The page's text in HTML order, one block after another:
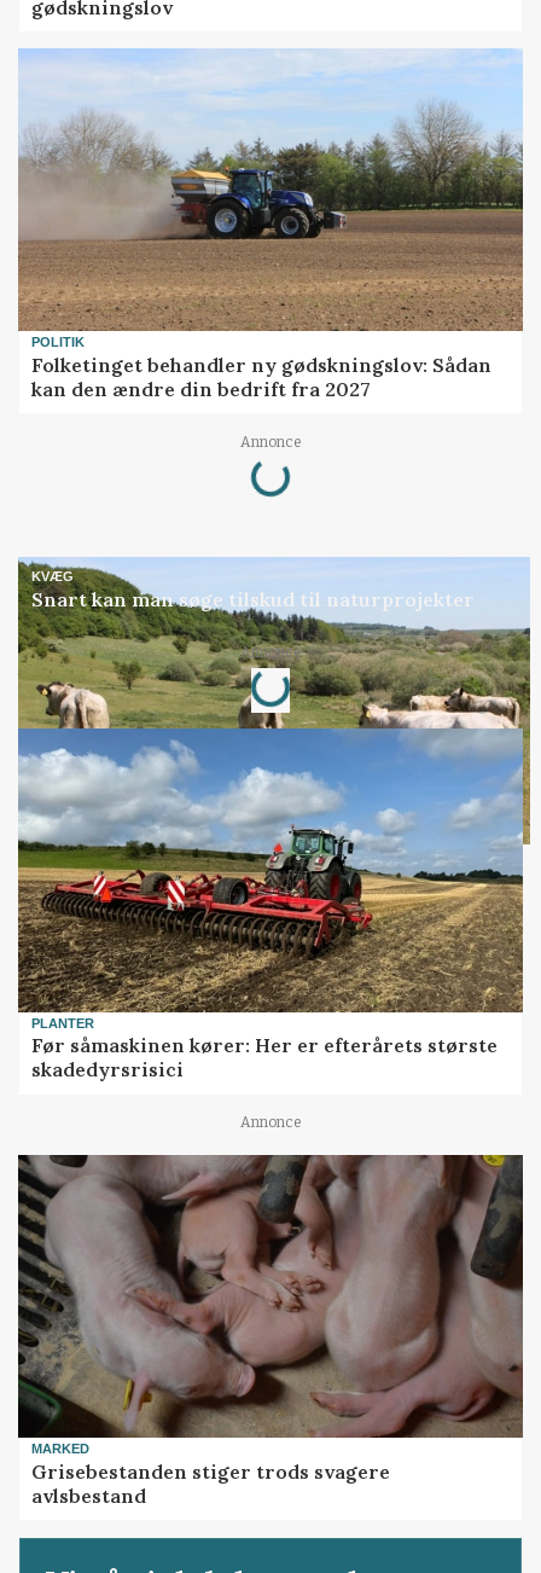
gødskningslov
POLITIK
Folketinget behandler ny gødskningslov: Sådan
kan den ændre din bedrift fra 2027
Annonce
Loading...
KVÆG
Snart kan man søge tilskud til naturprojekter
Annonce
Loading...
PLANTER
Før såmaskinen kører: Her er efterårets største
skadedyrsrisici
Annonce
MARKED
Grisebestanden stiger trods svagere
avlsbestand